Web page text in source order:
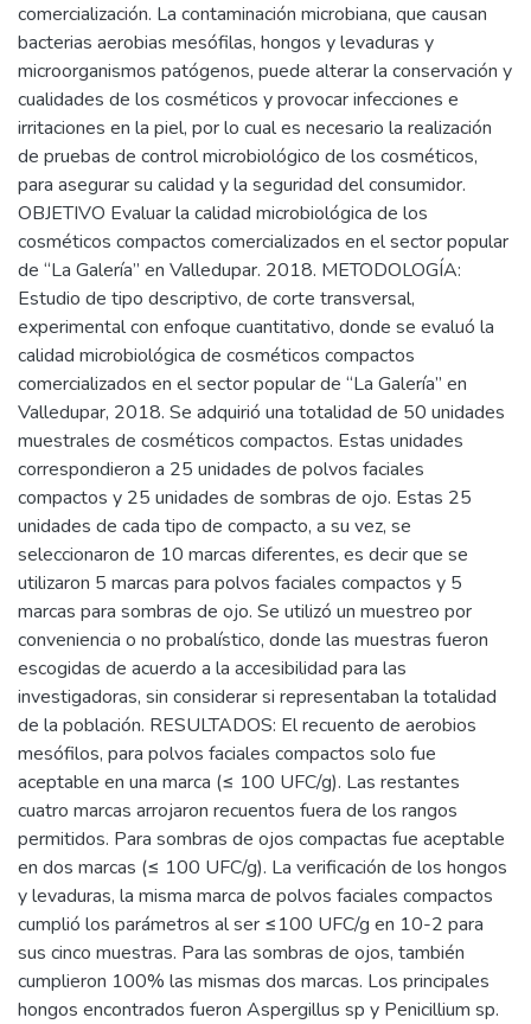
comercialización. La contaminación microbiana, que causan
bacterias aerobias mesófilas, hongos y levaduras y
microorganismos patógenos, puede alterar la conservación y
cualidades de los cosméticos y provocar infecciones e
irritaciones en la piel, por lo cual es necesario la realización
de pruebas de control microbiológico de los cosméticos,
para asegurar su calidad y la seguridad del consumidor.
OBJETIVO Evaluar la calidad microbiológica de los
cosméticos compactos comercializados en el sector popular
de “La Galería” en Valledupar. 2018. METODOLOGÍA:
Estudio de tipo descriptivo, de corte transversal,
experimental con enfoque cuantitativo, donde se evaluó la
calidad microbiológica de cosméticos compactos
comercializados en el sector popular de “La Galería” en
Valledupar, 2018. Se adquirió una totalidad de 50 unidades
muestrales de cosméticos compactos. Estas unidades
correspondieron a 25 unidades de polvos faciales
compactos y 25 unidades de sombras de ojo. Estas 25
unidades de cada tipo de compacto, a su vez, se
seleccionaron de 10 marcas diferentes, es decir que se
utilizaron 5 marcas para polvos faciales compactos y 5
marcas para sombras de ojo. Se utilizó un muestreo por
conveniencia o no probalístico, donde las muestras fueron
escogidas de acuerdo a la accesibilidad para las
investigadoras, sin considerar si representaban la totalidad
de la población. RESULTADOS: El recuento de aerobios
mesófilos, para polvos faciales compactos solo fue
aceptable en una marca (≤ 100 UFC/g). Las restantes
cuatro marcas arrojaron recuentos fuera de los rangos
permitidos. Para sombras de ojos compactas fue aceptable
en dos marcas (≤ 100 UFC/g). La verificación de los hongos
y levaduras, la misma marca de polvos faciales compactos
cumplió los parámetros al ser ≤100 UFC/g en 10-2 para
sus cinco muestras. Para las sombras de ojos, también
cumplieron 100% las mismas dos marcas. Los principales
hongos encontrados fueron Aspergillus sp y Penicillium sp.